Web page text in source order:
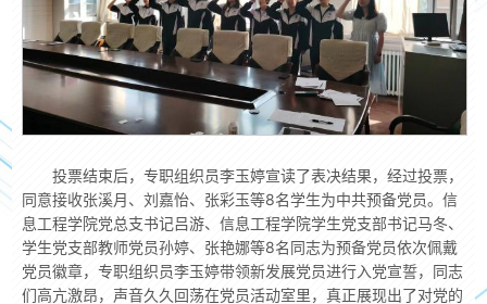
投票结束后，专职组织员李玉婷宣读了表决结果，经过投票，
同意接收张溪月、刘嘉怡、张彩玉等8名学生为中共预备党员。信
息工程学院党总支书记吕游、信息工程学院学生党支部书记马冬、
学生党支部教师党员孙婷、张艳娜等8名同志为预备党员依次佩戴
党员徽章，专职组织员李玉婷带领新发展党员进行入党宣誓，同志
们高亢激昂，声音久久回荡在党员活动室里，真正展现出了对党的